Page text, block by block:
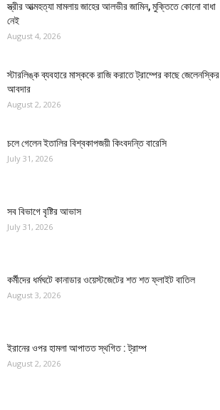
স্ত্রীর আত্মহত্যা মামলায় জাহের আলভীর জামিন, মুক্তিতে কোনো বাধা
নেই
August 4, 2026
স্টারলিঙ্ক ব্যবহারে মাস্ককে রাজি করাতে ট্রাম্পের কাছে জেলেনস্কির
আবদার
August 2, 2026
চলে গেলেন ইতালির বিশ্বকাপজয়ী কিংবদন্তি বারেসি
July 31, 2026
সব বিভাগে বৃষ্টির আভাস
July 31, 2026
কর্মীদের ধর্মঘটে কানাডার ওয়েস্টজেটের শত শত ফ্লাইট বাতিল
August 3, 2026
ইরানের ওপর হামলা আপাতত স্থগিত : ট্রাম্প
August 2, 2026